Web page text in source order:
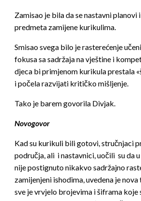
Zamisao je bila da se nastavni planovi
predmeta zamijene kurikulima.
Smisao svega bilo je rasterećenje
fokusa sa sadržaja na vještine i
djeca bi primjenom kurikula prestala
i počela razvijati kritičko mišljenje.
Tako je barem govorila Divjak.
Novogovor
Kad su kurikuli bili gotovi, stručnjaci
područja, ali i nastavnici, uočili su da
nije postignuto nikakvo sadržajno
zamijenjeni ishodima, uvedena je
sve je vrvjelo brojevima i šiframa koje